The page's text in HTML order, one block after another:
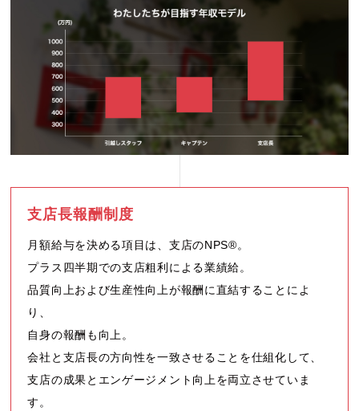
支店長報酬制度
月額給与を決める項目は、支店のNPS®。
プラス四半期での支店粗利による業績給。
品質向上および生産性向上が報酬に直結することによ
り、
自身の報酬も向上。
会社と支店長の方向性を一致させることを仕組化して、
支店の成果とエンゲージメント向上を両立させていま
す。